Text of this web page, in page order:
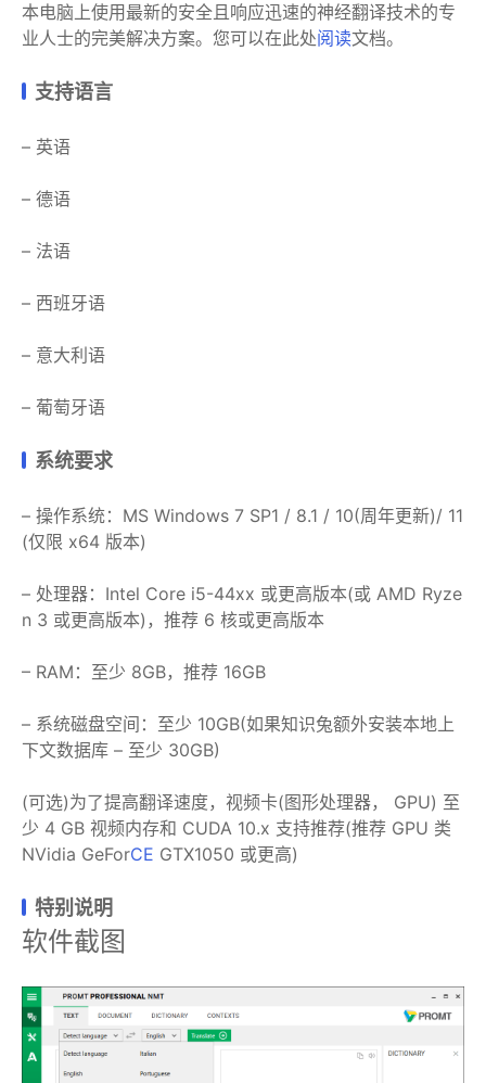
本电脑上使用最新的安全且响应迅速的神经翻译技术的专
业人士的完美解决方案。您可以在此处阅读文档。
支持语言
– 英语
– 德语
– 法语
– 西班牙语
– 意大利语
– 葡萄牙语
系统要求
– 操作系统：MS Windows 7 SP1 / 8.1 / 10(周年更新)/ 11
(仅限 x64 版本)
– 处理器：Intel Core i5-44xx 或更高版本(或 AMD Ryze
n 3 或更高版本)，推荐 6 核或更高版本
– RAM：至少 8GB，推荐 16GB
– 系统磁盘空间：至少 10GB(如果知识兔额外安装本地上
下文数据库 – 至少 30GB)
(可选)为了提高翻译速度，视频卡(图形处理器， GPU) 至
少 4 GB 视频内存和 CUDA 10.x 支持推荐(推荐 GPU 类
NVidia GeForCE GTX1050 或更高)
特别说明
软件截图